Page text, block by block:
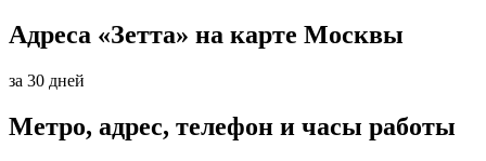
Адреса «Зетта» на карте Москвы
за 30 дней
Метро, адрес, телефон и часы работы